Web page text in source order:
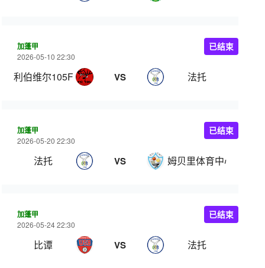
加蓬甲
2026-05-10 22:30
利伯维尔105FC VS 法托
已结束
加蓬甲
2026-05-20 22:30
法托 VS 姆贝里体育中心
已结束
加蓬甲
2026-05-24 22:30
比谭 VS 法托
已结束